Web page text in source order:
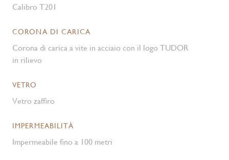
Calibro T201
CORONA DI CARICA
Corona di carica a vite in acciaio con il logo TUDOR
in rilievo
VETRO
Vetro zaffiro
IMPERMEABILITÀ
Impermeabile fino a 100 metri